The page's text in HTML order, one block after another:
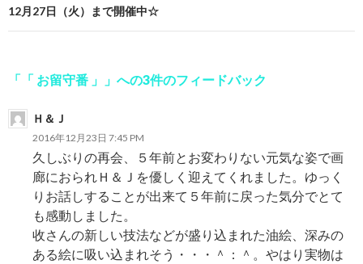
ナ
ゲ
シ
12月27日（火）まで開催中☆
「「 お留守番 」」への3件のフィードバック
Ｈ＆Ｊ
2016年12月23日 7:45 PM
久しぶりの再会、５年前とお変わりない元気な姿で画
廊におられＨ＆Ｊを優しく迎えてくれました。ゆっく
りお話しすることが出来て５年前に戻った気分でとて
も感動しました。
收さんの新しい技法などが盛り込まれた油絵、深みの
ある絵に吸い込まれそう・・・＾：＾。やはり実物は